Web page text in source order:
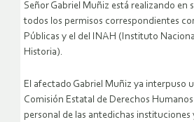
Señor Gabriel Muñiz está realizando en
todos los permisos correspondientes
Públicas y el del INAH (Instituto
Historia).
El afectado Gabriel Muñiz ya interpuso
Comisión Estatal de Derechos
personal de las antedichas instituciones